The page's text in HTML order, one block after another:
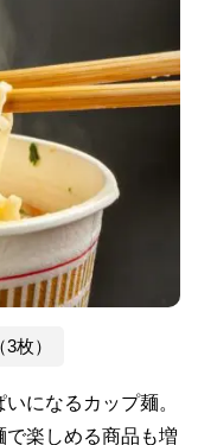
枚）
になるカップ麺。
楽しめる商品も増